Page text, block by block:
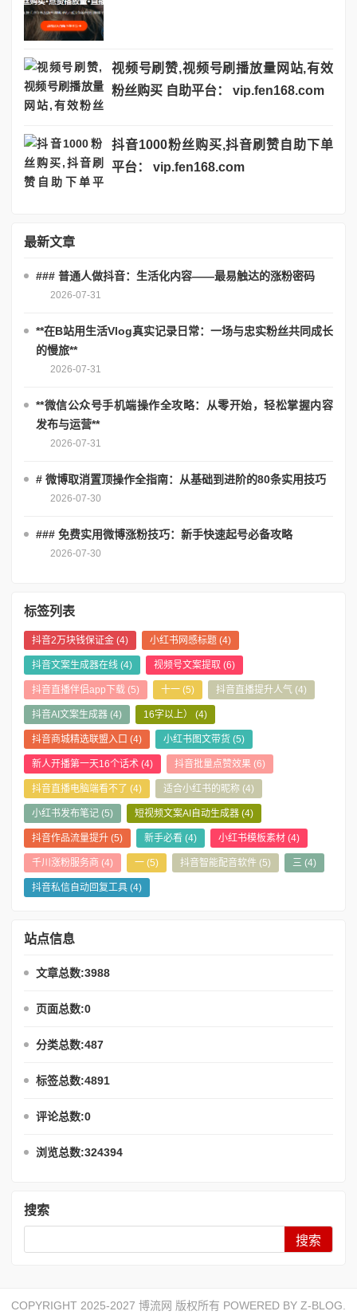
视频号刷赞,视频号刷播放量网站,有效
粉丝购买 自助平台： vip.fen168.com
抖音1000粉丝购买,抖音刷赞自助下单
平台： vip.fen168.com
最新文章
### 普通人做抖音：生活化内容——最易触达的涨粉密码
2026-07-31
**在B站用生活Vlog真实记录日常：一场与忠实粉丝共同成长
的慢旅**
2026-07-31
**微信公众号手机端操作全攻略：从零开始，轻松掌握内容
发布与运营**
2026-07-31
# 微博取消置顶操作全指南：从基础到进阶的80条实用技巧
2026-07-30
### 免费实用微博涨粉技巧：新手快速起号必备攻略
2026-07-30
标签列表
抖音2万块钱保证金 (4) 小红书网感标题 (4)
抖音文案生成器在线 (4) 视频号文案提取 (6)
抖音直播伴侣app下载 (5) 十一 (5) 抖音直播提升人气 (4)
抖音AI文案生成器 (4) 16字以上） (4)
抖音商城精选联盟入口 (4) 小红书图文带货 (5)
新人开播第一天16个话术 (4) 抖音批量点赞效果 (6)
抖音直播电脑端看不了 (4) 适合小红书的昵称 (4)
小红书发布笔记 (5) 短视频文案AI自动生成器 (4)
抖音作品流量提升 (5) 新手必看 (4) 小红书模板素材 (4)
千川涨粉服务商 (4) 一 (5) 抖音智能配音软件 (5) 三 (4)
抖音私信自动回复工具 (4)
站点信息
文章总数:3988
页面总数:0
分类总数:487
标签总数:4891
评论总数:0
浏览总数:324394
搜索
COPYRIGHT 2025-2027 博流网 版权所有 POWERED BY Z-BLOG